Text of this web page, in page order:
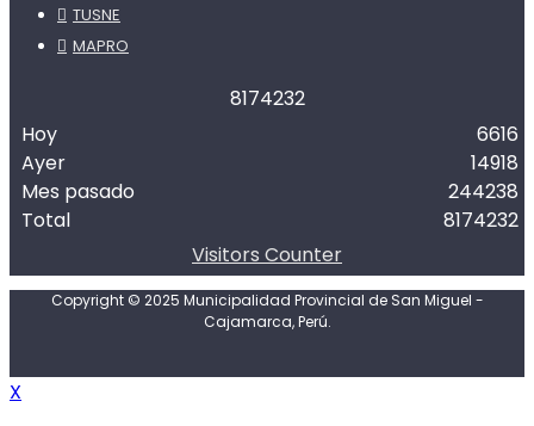
TUSNE
MAPRO
8174232
Hoy
Ayer
Mes pasado
Total
6616
14918
244238
8174232
Visitors Counter
Copyright © 2025 Municipalidad Provincial de San Miguel -
Cajamarca, Perú.
X